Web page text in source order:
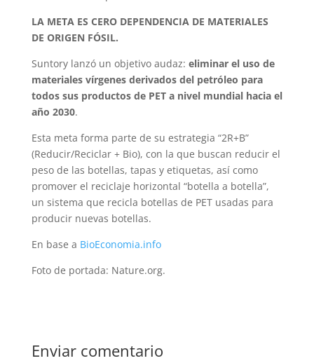
LA META ES CERO DEPENDENCIA DE MATERIALES
DE ORIGEN FÓSIL.
Suntory lanzó un objetivo audaz: eliminar el uso de
materiales vírgenes derivados del petróleo para
todos sus productos de PET a nivel mundial hacia el
año 2030.
Esta meta forma parte de su estrategia “2R+B”
(Reducir/Reciclar + Bio), con la que buscan reducir el
peso de las botellas, tapas y etiquetas, así como
promover el reciclaje horizontal “botella a botella”,
un sistema que recicla botellas de PET usadas para
producir nuevas botellas.
En base a BioEconomia.info
Foto de portada: Nature.org.
Enviar comentario